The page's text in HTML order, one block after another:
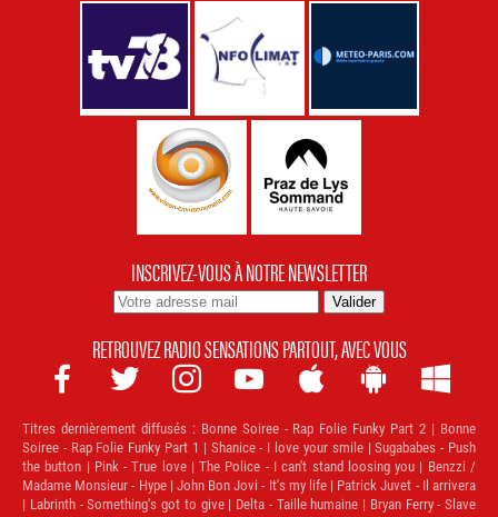
INSCRIVEZ-VOUS À NOTRE NEWSLETTER
RETROUVEZ RADIO SENSATIONS PARTOUT, AVEC VOUS
      
Titres dernièrement diffusés :Bonne Soiree - Rap Folie Funky Part 2 | Bonne
Soiree - Rap Folie Funky Part 1 | Shanice - I love your smile | Sugababes - Push
the button | Pink - True love | The Police - I can't stand loosing you | Benzzi /
Madame Monsieur - Hype | John Bon Jovi - It's my life | Patrick Juvet - Il arrivera
| Labrinth - Something's got to give | Delta - Taille humaine | Bryan Ferry - Slave